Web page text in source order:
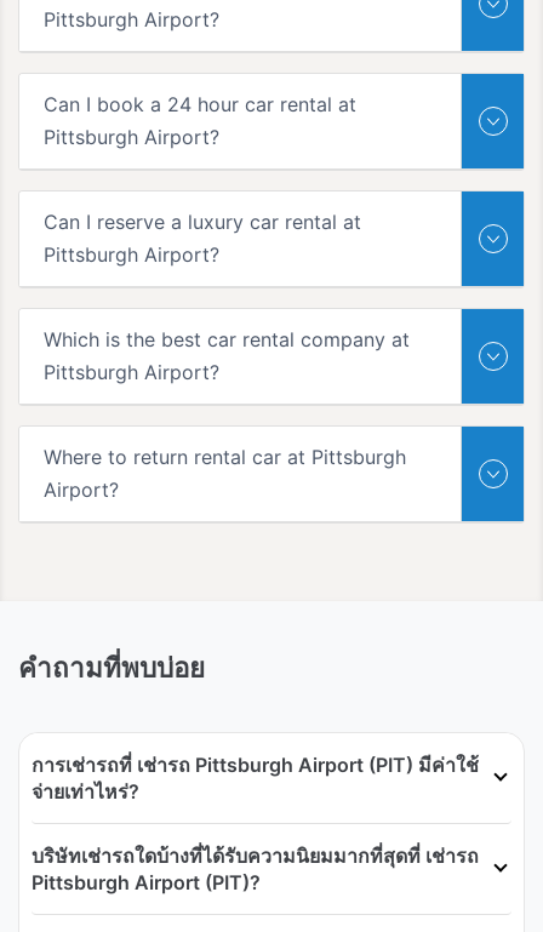
Pittsburgh Airport?
Can I book a 24 hour car rental at
Pittsburgh Airport?
Can I reserve a luxury car rental at
Pittsburgh Airport?
Which is the best car rental company at
Pittsburgh Airport?
Where to return rental car at Pittsburgh
Airport?
คำถามที่พบบ่อย
การเช่ารถที่ เช่ารถ Pittsburgh Airport (PIT) มีค่าใช้
จ่ายเท่าไหร่?
บริษัทเช่ารถใดบ้างที่ได้รับความนิยมมากที่สุดที่ เช่ารถ
Pittsburgh Airport (PIT)?